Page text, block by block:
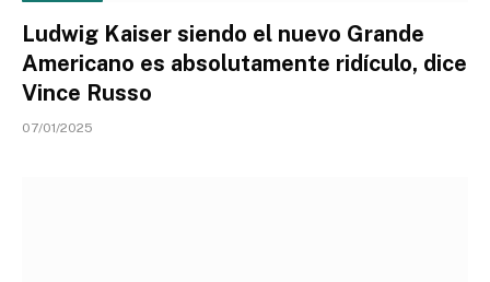
Ludwig Kaiser siendo el nuevo Grande
Americano es absolutamente ridículo, dice
Vince Russo
07/01/2025